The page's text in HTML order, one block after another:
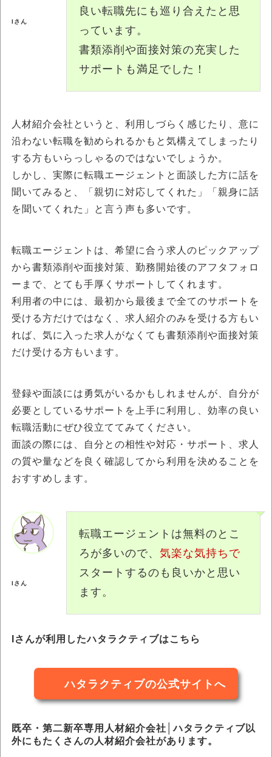
良い転職先にも巡り合えたと思
っています。
書類添削や面接対策の充実した
サポートも満足でした！
Iさん
人材紹介会社というと、利用しづらく感じたり、意に
沿わない転職を勧められるかもと気構えてしまったり
する方もいらっしゃるのではないでしょうか。
しかし、実際に転職エージェントと面談した方に話を
聞いてみると、「親切に対応してくれた」「親身に話
を聞いてくれた」と言う声も多いです。
転職エージェントは、希望に合う求人のピックアップ
から書類添削や面接対策、勤務開始後のアフタフォロ
ーまで、とても手厚くサポートしてくれます。
利用者の中には、最初から最後まで全てのサポートを
受ける方だけではなく、求人紹介のみを受ける方もい
れば、気に入った求人がなくても書類添削や面接対策
だけ受ける方もいます。
登録や面談には勇気がいるかもしれませんが、自分が
必要としているサポートを上手に利用し、効率の良い
転職活動にぜひ役立ててみてください。
面談の際には、自分との相性や対応・サポート、求人
の質や量などを良く確認してから利用を決めることを
おすすめします。
転職エージェントは無料のとこ
ろが多いので、 気楽な気持ちで
スタートするのも良いかと思い
ます。
Iさん
Iさんが利用したハタラクティブはこちら
ハタラクティブの公式サイトへ
既卒・第⼆新卒専用人材紹介会社│ハタラクティブ以
外にもたくさんの人材紹介会社があります。